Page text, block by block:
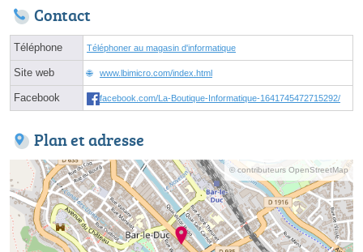
Contact
Téléphone Téléphoner au magasin d'informatique
Site web www.lbimicro.com/index.html
Facebook facebook.com/La-Boutique-Informatique-1641745472715292/
Plan et adresse
© contributeurs OpenStreetMap